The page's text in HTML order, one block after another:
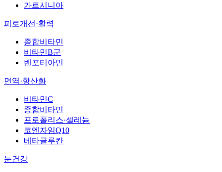
가르시니아
피로개선·활력
종합비타민
비타민B군
벤포티아민
면역·항산화
비타민C
종합비타민
프로폴리스·셀레늄
코엔자임Q10
베타글루칸
눈건강